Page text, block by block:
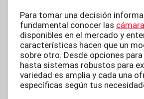
Para tomar una decisión
fundamental conocer las
disponibles en el mercado y
características hacen que un
sobre otro. Desde opciones
hasta sistemas robustos para
variedad es amplia y cada una
específicas según tus